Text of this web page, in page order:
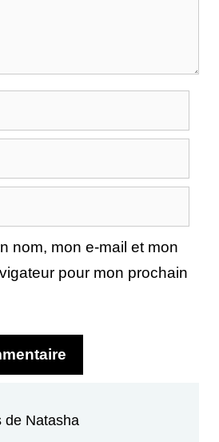
nom, mon e-mail et mon
pour mon prochain
de Natasha